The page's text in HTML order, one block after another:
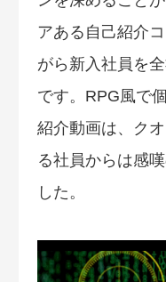
アある自己紹介
がら新入社員を
です。RPG風で
紹介動画は、ク
る社員からは感
した。